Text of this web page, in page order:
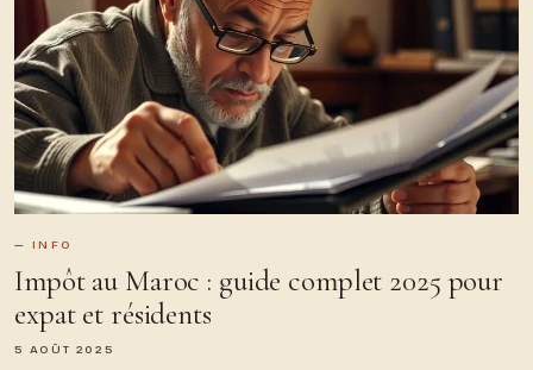
INFO
Impôt au Maroc : guide complet 2025 pour
expat et résidents
5 AOÛT 2025